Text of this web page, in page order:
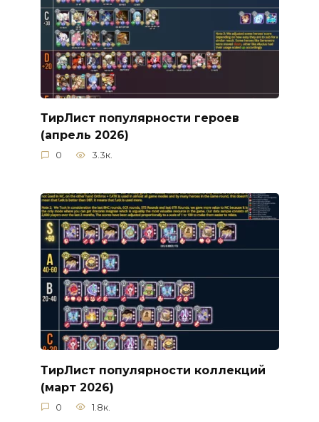
ТирЛист популярности героев
(апрель 2026)
0 3.3к.
ТирЛист популярности коллекций
(март 2026)
0 1.8к.